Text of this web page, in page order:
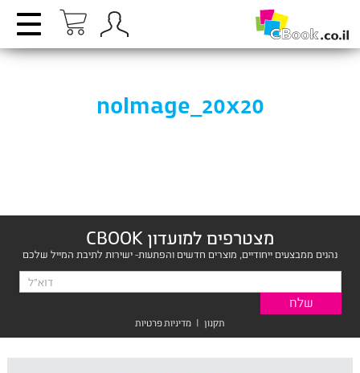
noImage_20x20
מצטרפים למועדון CBOOK
נהנים ממבצעים ייחודיים, מוצרים חדשים והפתעות- ישירות לתיבת המייל שלכם
תקנון | מדיניות פרטיות